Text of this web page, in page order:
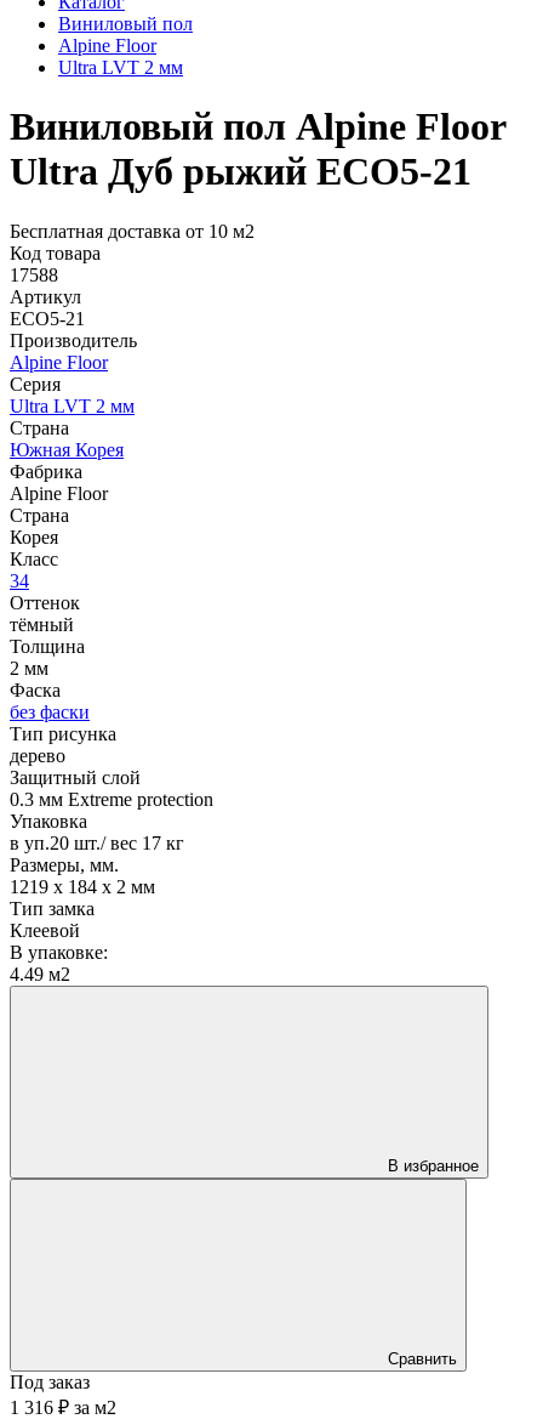
Виниловый пол
Alpine Floor
Ultra LVT 2 мм
Виниловый пол Alpine Floor
Ultra Дуб рыжий ЕСО5-21
Бесплатная доставка от 10 м2
Код товара
17588
Артикул
ЕСО5-21
Производитель
Alpine Floor
Серия
Ultra LVT 2 мм
Страна
Южная Корея
Фабрика
Alpine Floor
Страна
Корея
Класс
34
Оттенок
тёмный
Толщина
2 мм
Фаска
без фаски
Тип рисунка
дерево
Защитный слой
0.3 мм Extreme protection
Упаковка
в уп.20 шт./ вес 17 кг
Размеры, мм.
1219 х 184 х 2 мм
Тип замка
Клеевой
В упаковке:
4.49 м2
В избранное
Сравнить
Под заказ
1 316 ₽ за м2